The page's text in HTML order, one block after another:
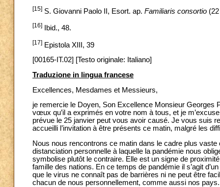
[15] S. Giovanni Paolo II, Esort. ap. Familiaris consortio
[16] Ibid., 48.
[17] Epistola XIII, 39
[00165-IT.02] [Testo originale: Italiano]
Traduzione in lingua francese
Excellences, Mesdames et Messieurs,
je remercie le Doyen, Son Excellence Monsieur Georges
vœux qu’il a exprimés en votre nom à tous, et je
prévue le 25 janvier peut vous avoir causé. Je vous suis
accueilli l’invitation à être présents ce matin, malgré les
Nous nous rencontrons ce matin dans le cadre plus
distanciation personnelle à laquelle la pandémie nous
symbolise plutôt le contraire. Elle est un signe de
famille des nations. En ce temps de pandémie il s’agit
que le virus ne connaît pas de barrières ni ne peut être
chacun de nous personnellement, comme aussi nos pays.